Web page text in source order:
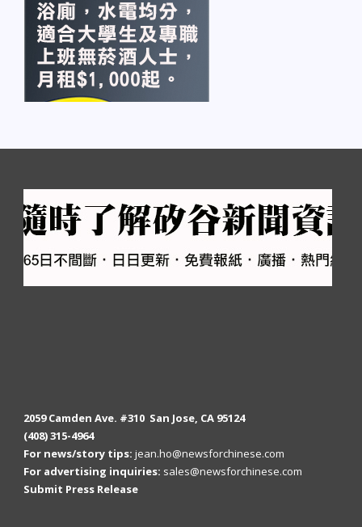
2059 Camden Ave. #310 San Jose, CA 95124
(408) 315-4964
For news/story tips: jean.ho@newsforchinese.com
For advertising inquiries: sales@newsforchinese.com
Submit Press Release